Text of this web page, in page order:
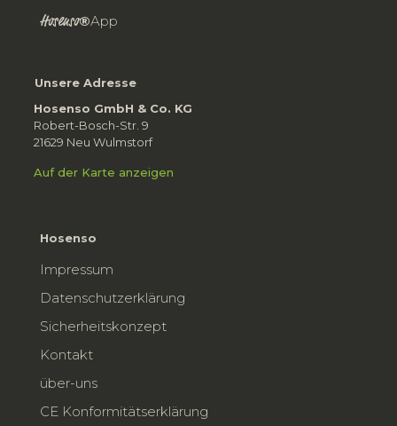
Hosenso®App
Unsere Adresse
Hosenso GmbH & Co. KG
Robert-Bosch-Str. 9
21629 Neu Wulmstorf
Auf der Karte anzeigen
Hosenso
Impressum
Datenschutzerklärung
Sicherheitskonzept
Kontakt
über-uns
CE Konformitätserklärung